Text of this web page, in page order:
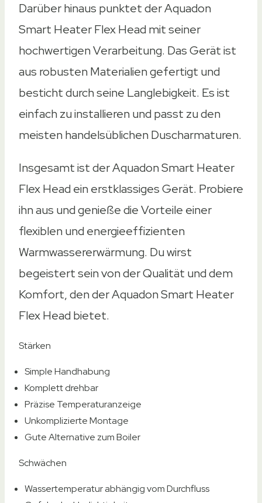
Darüber hinaus punktet der Aquadon
Smart Heater Flex Head mit seiner
hochwertigen Verarbeitung. Das Gerät ist
aus robusten Materialien gefertigt und
besticht durch seine Langlebigkeit. Es ist
einfach zu installieren und passt zu den
meisten handelsüblichen Duscharmaturen.
Insgesamt ist der Aquadon Smart Heater
Flex Head ein erstklassiges Gerät. Probiere
ihn aus und genieße die Vorteile einer
flexiblen und energieeffizienten
Warmwassererwärmung. Du wirst
begeistert sein von der Qualität und dem
Komfort, den der Aquadon Smart Heater
Flex Head bietet.
Stärken
Simple Handhabung
Komplett drehbar
Präzise Temperaturanzeige
Unkomplizierte Montage
Gute Alternative zum Boiler
Schwächen
Wassertemperatur abhängig vom Durchfluss